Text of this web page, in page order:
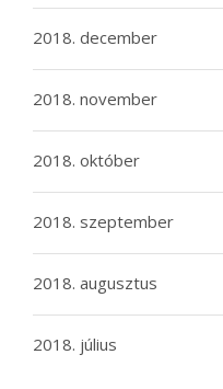
2018. december
2018. november
2018. október
2018. szeptember
2018. augusztus
2018. július